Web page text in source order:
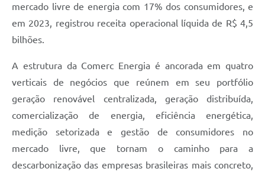
mercado livre de energia com 17% dos consumidores, e
em 2023, registrou receita operacional líquida de R$ 4,5
bilhões.
A estrutura da Comerc Energia é ancorada em quatro
verticais de negócios que reúnem em seu portfólio
geração renovável centralizada, geração distribuída,
comercialização de energia, eficiência energética,
medição setorizada e gestão de consumidores no
mercado livre, que tornam o caminho para a
descarbonização das empresas brasileiras mais concreto,